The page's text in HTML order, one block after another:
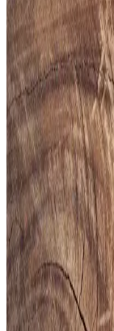
Puma Shuffle
Kullanımına
Puma Shuffle
özellikleriyle günlük
pratik tasarımıyla
Slazenger
Ayakkabı
Slazenger
dayanıklı
ideal, rahat ve uzun
Erkekler İçin
Çapraz Çanta
Erkekler için
sling ve çapraz
kolaylığı sunuyor.